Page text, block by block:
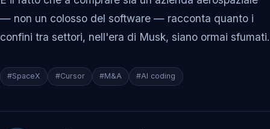
— non un colosso del software — racconta quanto i
confini tra settori, nell'era di Musk, siano ormai sfumati.
#SpaceX #Cursor #M&A #AI coding